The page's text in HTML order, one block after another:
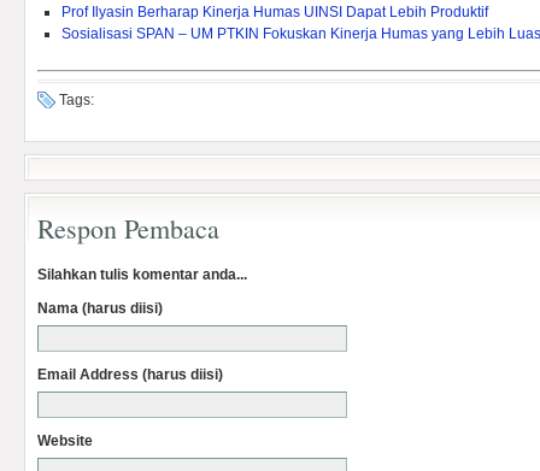
Prof Ilyasin Berharap Kinerja Humas UINSI Dapat Lebih Produktif
Sosialisasi SPAN – UM PTKIN Fokuskan Kinerja Humas yang Lebih Luas
Tags:
Respon Pembaca
Silahkan tulis komentar anda...
Nama (harus diisi)
Email Address (harus diisi)
Website